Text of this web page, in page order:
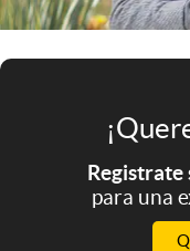
abre en nueva pestaña
para una